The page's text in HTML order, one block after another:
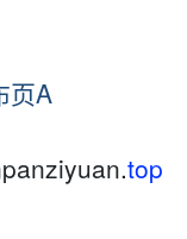
页A
top